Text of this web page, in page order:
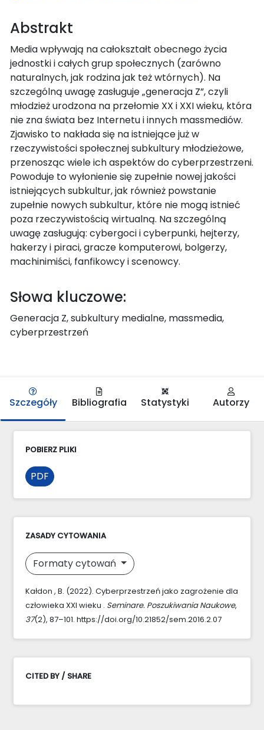
Abstrakt
Media wpływają na całokształt obecnego życia
jednostki i całych grup społecznych (zarówno
naturalnych, jak rodzina jak też wtórnych). Na
szczególną uwagę zasługuje „generacja Z”, czyli
młodzież urodzona na przełomie XX i XXI wieku, która
nie zna świata bez Internetu i innych massmediów.
Zjawisko to nakłada się na istniejące już w
rzeczywistości społecznej subkultury młodzieżowe,
przenosząc wiele ich aspektów do cyberprzestrzeni.
Powoduje to wyłonienie się zupełnie nowej jakości
istniejących subkultur, jak również powstanie
zupełnie nowych subkultur, które nie mogą istnieć
poza rzeczywistością wirtualną. Na szczególną
uwagę zasługują: cybergoci i cyberpunki, hejterzy,
hakerzy i piraci, gracze komputerowi, bolgerzy,
machinimiści, fanfikowcy i scenowcy.
Słowa kluczowe:
Generacja Z, subkultury medialne, massmedia,
cyberprzestrzeń
Szczegóły Bibliografia Statystyki Autorzy
POBIERZ PLIKI
PDF
ZASADY CYTOWANIA
Formaty cytowań
Kałdon , B. (2022). Cyberprzestrzeń jako zagrożenie dla
człowieka XXI wieku . Seminare. Poszukiwania Naukowe,
37(2), 87–101. https://doi.org/10.21852/sem.2016.2.07
CITED BY / SHARE